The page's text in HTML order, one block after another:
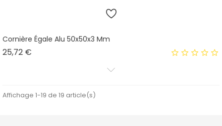
Cornière Égale Alu 50x50x3 Mm
25,72 €
Affichage 1-19 de 19 article(s)